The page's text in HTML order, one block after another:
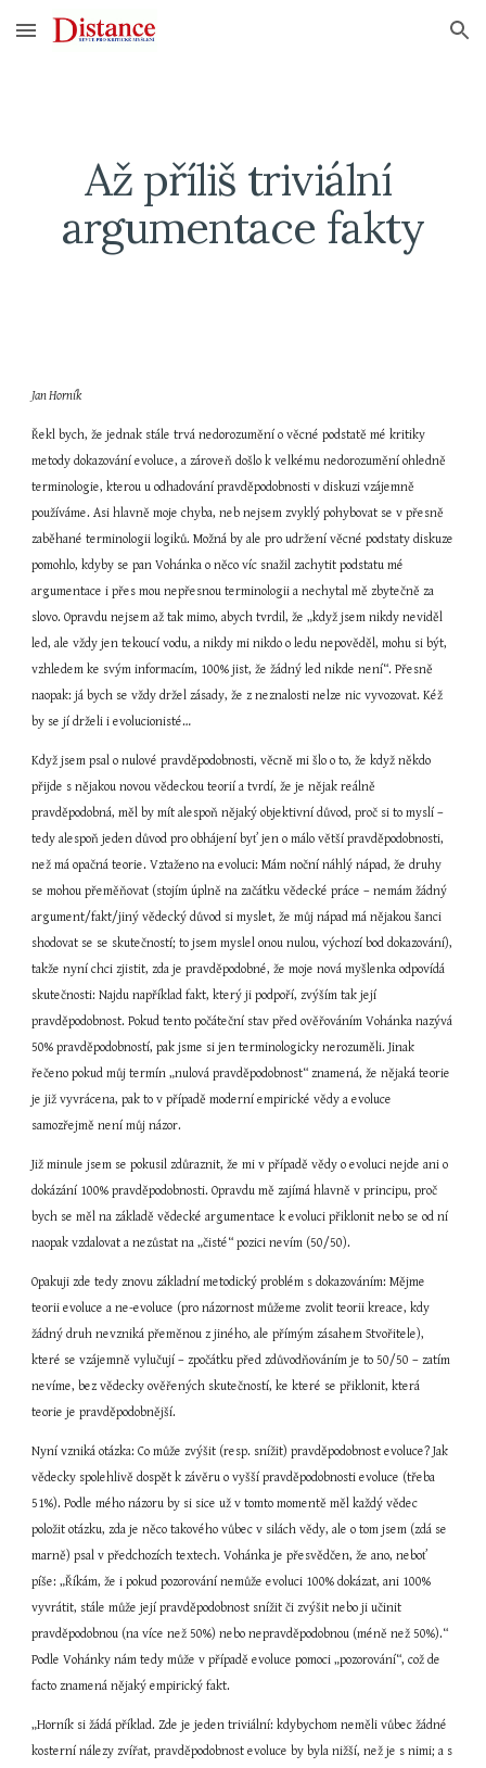
Skip to main content Skip to navigation
Až příliš triviální
argumentace fakty
Jan Horník
Řekl bych, že jednak stále trvá nedorozumění o věcné podstatě mé kritiky
metody dokazování evoluce, a zároveň došlo k velkému nedorozumění ohledně
terminologie, kterou u odhadování pravděpodobnosti v diskuzi vzájemně
používáme. Asi hlavně moje chyba, neb nejsem zvyklý pohybovat se v přesně
zaběhané terminologii logiků. Možná by ale pro udržení věcné podstaty diskuze
pomohlo, kdyby se pan Vohánka o něco víc snažil zachytit podstatu mé
argumentace i přes mou nepřesnou terminologii a nechytal mě zbytečně za
slovo. Opravdu nejsem až tak mimo, abych tvrdil, že „když jsem nikdy neviděl
led, ale vždy jen tekoucí vodu, a nikdy mi nikdo o ledu nepověděl, mohu si být,
vzhledem ke svým informacím, 100% jist, že žádný led nikde není“. Přesně
naopak: já bych se vždy držel zásady, že z neznalosti nelze nic vyvozovat. Kéž
by se jí drželi i evolucionisté…
Když jsem psal o nulové pravděpodobnosti, věcně mi šlo o to, že když někdo
přijde s nějakou novou vědeckou teorií a tvrdí, že je nějak reálně
pravděpodobná, měl by mít alespoň nějaký objektivní důvod, proč si to myslí –
tedy alespoň jeden důvod pro obhájení byť jen o málo větší pravděpodobnosti,
než má opačná teorie. Vztaženo na evoluci: Mám noční náhlý nápad, že druhy
se mohou přeměňovat (stojím úplně na začátku vědecké práce – nemám žádný
argument/fakt/jiný vědecký důvod si myslet, že můj nápad má nějakou šanci
shodovat se se skutečností; to jsem myslel onou nulou, výchozí bod dokazování),
takže nyní chci zjistit, zda je pravděpodobné, že moje nová myšlenka odpovídá
skutečnosti: Najdu například fakt, který ji podpoří, zvýším tak její
pravděpodobnost. Pokud tento počáteční stav před ověřováním Vohánka nazývá
50% pravděpodobností, pak jsme si jen terminologicky nerozuměli. Jinak
řečeno pokud můj termín „nulová pravděpodobnost“ znamená, že nějaká teorie
je již vyvrácena, pak to v případě moderní empirické vědy a evoluce
samozřejmě není můj názor.
Již minule jsem se pokusil zdůraznit, že mi v případě vědy o evoluci nejde ani o
dokázání 100% pravděpodobnosti. Opravdu mě zajímá hlavně v principu, proč
bych se měl na základě vědecké argumentace k evoluci přiklonit nebo se od ní
naopak vzdalovat a nezůstat na „čisté“ pozici nevím (50/50).
Opakuji zde tedy znovu základní metodický problém s dokazováním: Mějme
teorii evoluce a ne-evoluce (pro názornost můžeme zvolit teorii kreace, kdy
žádný druh nevzniká přeměnou z jiného, ale přímým zásahem Stvořitele),
které se vzájemně vylučují – zpočátku před zdůvodňováním je to 50/50 – zatím
nevíme, bez vědecky ověřených skutečností, ke které se přiklonit, která
teorie je pravděpodobnější.
Nyní vzniká otázka: Co může zvýšit (resp. snížit) pravděpodobnost evoluce? Jak
vědecky spolehlivě dospět k závěru o vyšší pravděpodobnosti evoluce (třeba
51%). Podle mého názoru by si sice už v tomto momentě měl každý vědec
položit otázku, zda je něco takového vůbec v silách vědy, ale o tom jsem (zdá se
marně) psal v předchozích textech. Vohánka je přesvědčen, že ano, neboť
píše: „Říkám, že i pokud pozorování nemůže evoluci 100% dokázat, ani 100%
vyvrátit, stále může její pravděpodobnost snížit či zvýšit nebo ji učinit
pravděpodobnou (na více než 50%) nebo nepravděpodobnou (méně než 50%).“
Podle Vohánky nám tedy může v případě evoluce pomoci „pozorování“, což de
facto znamená nějaký empirický fakt.
„Horník si žádá příklad. Zde je jeden triviální: kdybychom neměli vůbec žádné
kosterní nálezy zvířat, pravděpodobnost evoluce by byla nižší, než je s nimi; a s